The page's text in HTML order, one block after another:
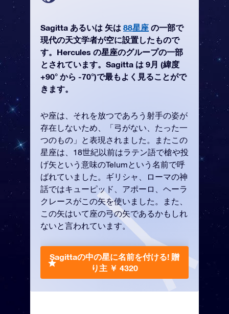
Sagitta あるいは 矢は 88星座 の一部で
現代の天文学者が空に設置したもので
す。Hercules の星座のグループの一部
とされています。Sagitta は 9月 (緯度
+90° から -70°)で最もよく見ることがで
きます。
や座は、それを放つであろう射手の姿が
存在しないため、「弓がない、たった一
つのもの」と表現されました。またこの
星座は、18世紀以前はラテン語で槍や投
げ矢という意味のTelumという名前で呼
ばれていました。ギリシャ、ローマの神
話ではキューピッド、アポーロ、ヘーラ
クレースがこの矢を使いました。また、
この矢はいて座の弓の矢であるかもしれ
ないと言われています。
Sagittaの中の星に名前を付ける! 贈
り主 ￥ 4320